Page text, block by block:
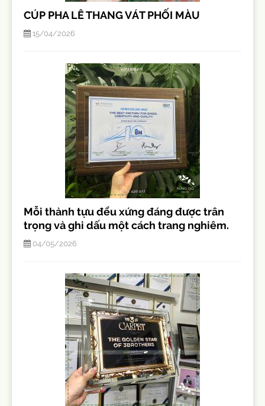
CÚP PHA LÊ THANG VÁT PHỐI MÀU
15/04/2026
Mỗi thành tựu đều xứng đáng được trân
trọng và ghi dấu một cách trang nghiêm.
04/05/2026